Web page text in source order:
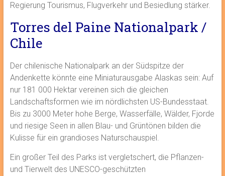
Regierung Tourismus, Flugverkehr und Besiedlung stärker.
Torres del Paine Nationalpark /
Chile
Der chilenische Nationalpark an der Südspitze der
Andenkette könnte eine Miniaturausgabe Alaskas sein: Auf
nur 181 000 Hektar vereinen sich die gleichen
Landschaftsformen wie im nördlichsten US-Bundesstaat.
Bis zu 3000 Meter hohe Berge, Wasserfälle, Wälder, Fjorde
und riesige Seen in allen Blau- und Grüntönen bilden die
Kulisse für ein grandioses Naturschauspiel.
Ein großer Teil des Parks ist vergletschert, die Pflanzen-
und Tierwelt des UNESCO-geschützten